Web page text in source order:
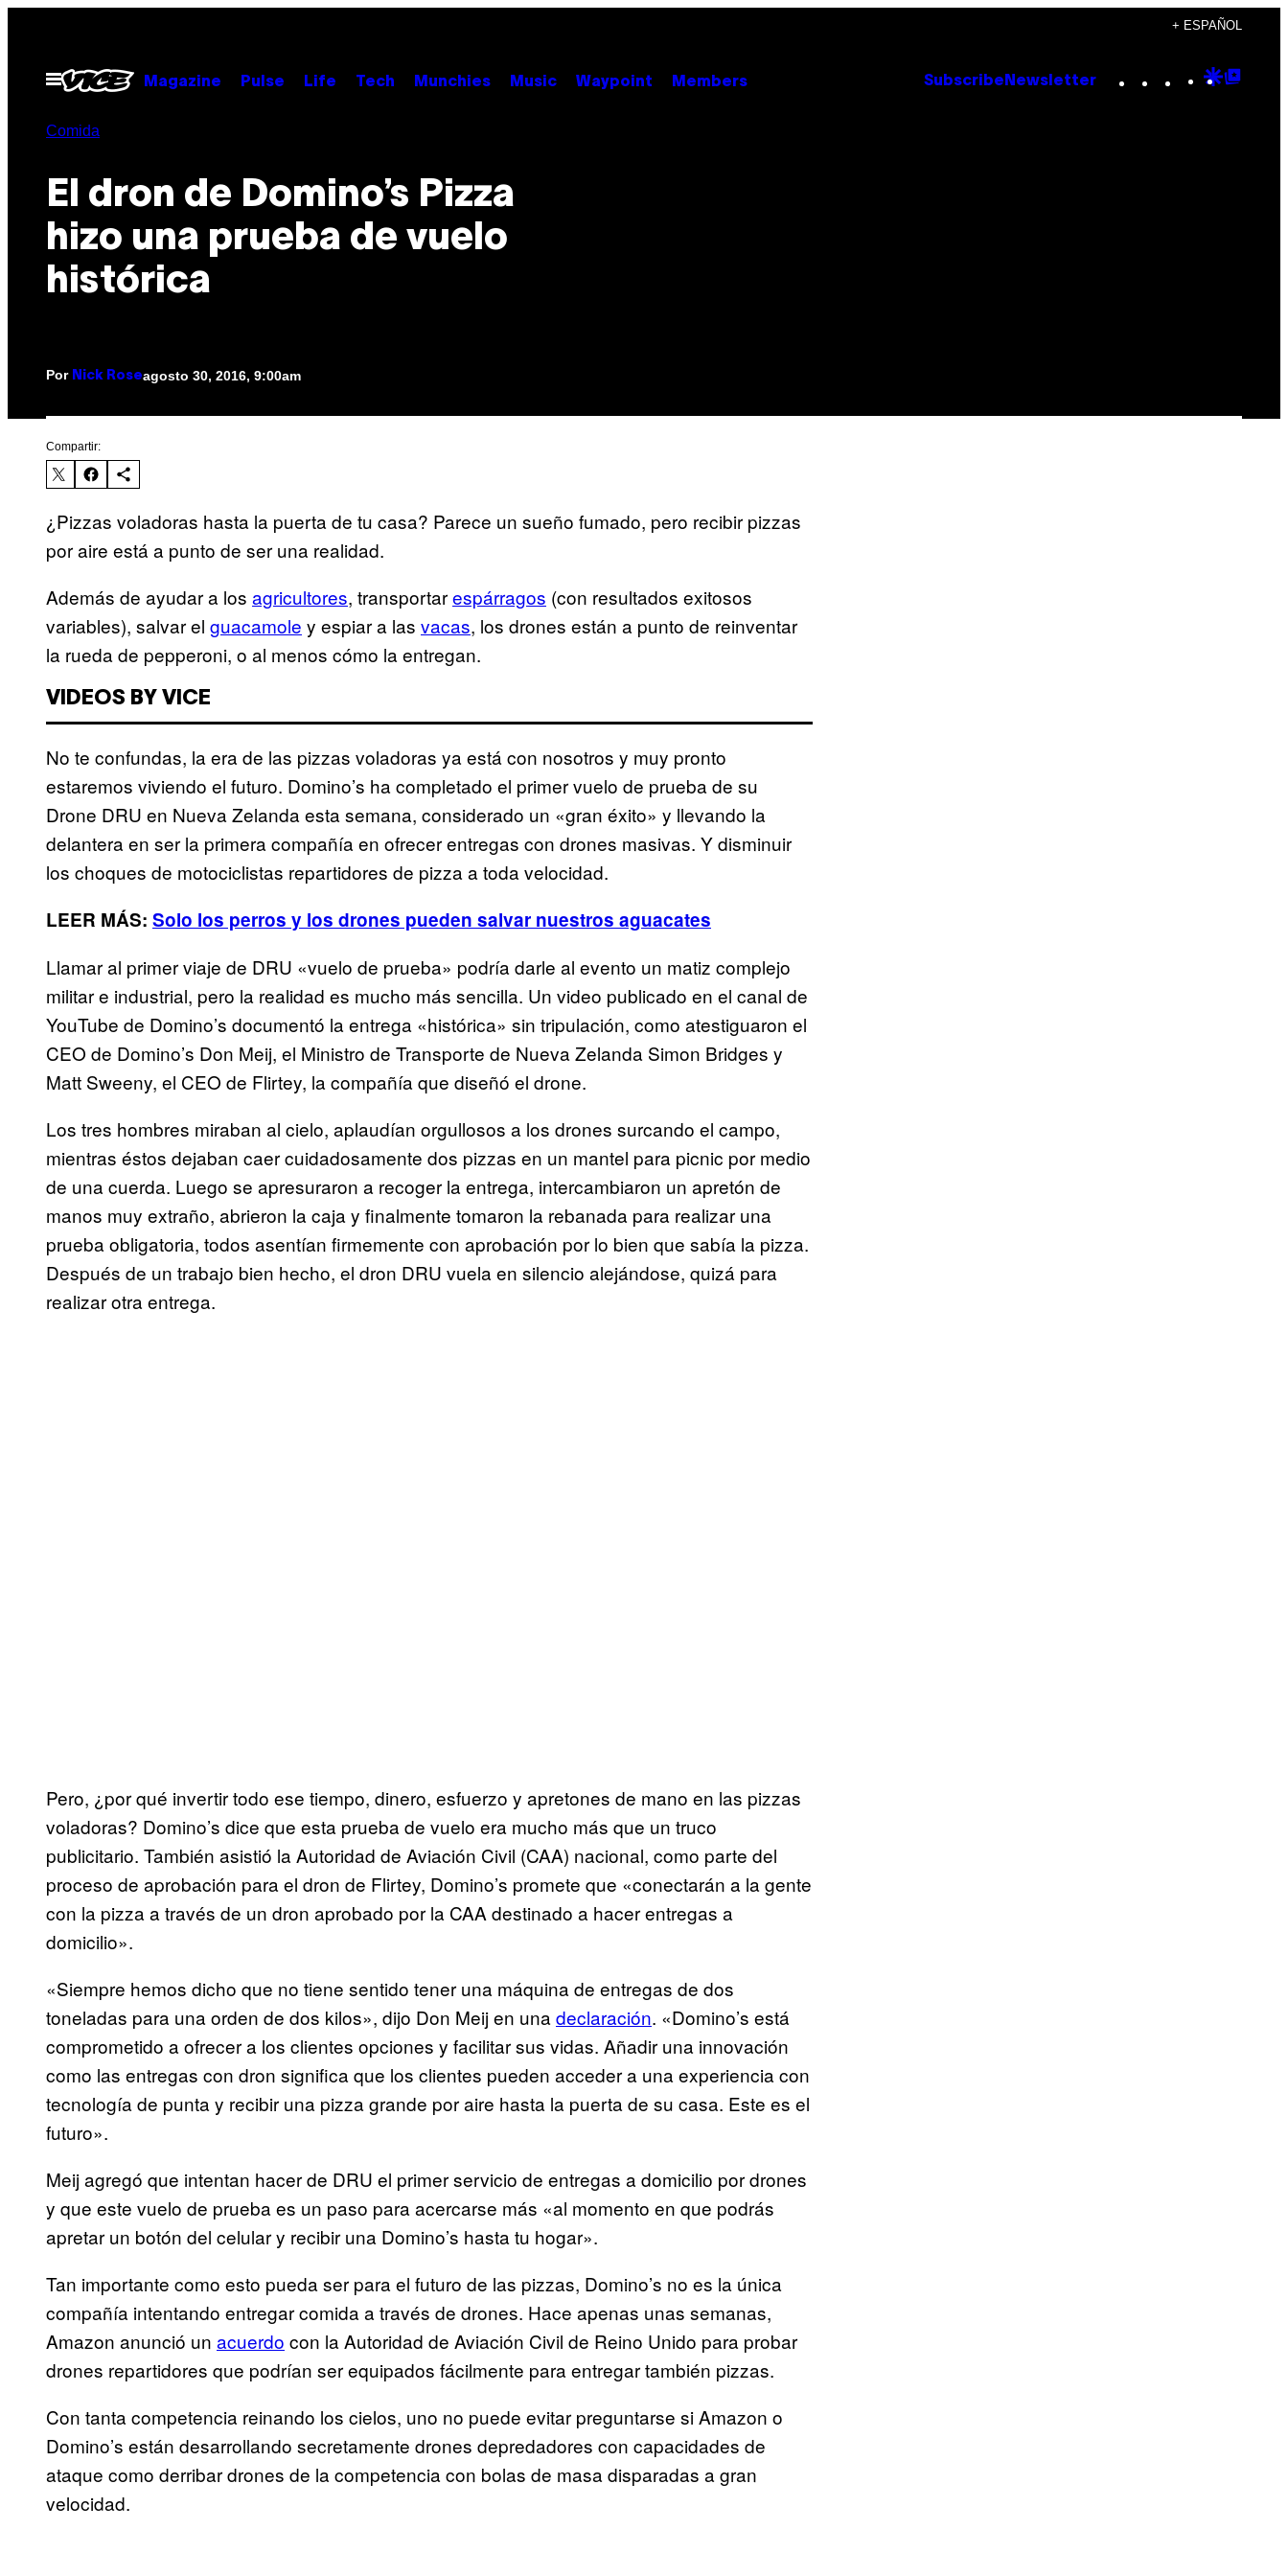
contenido
+ ESPAÑOL
Abrir
Menú
Magazine Pulse Life Tech Munchies Music Waypoint Members Subscribe Newsletter Instagram
TikTok
YouTube
Google
Comida
El dron de Domino’s Pizza
hizo una prueba de vuelo
histórica
Por Nick Roseagosto 30, 2016, 9:00am
Compartir:
¿Pizzas voladoras hasta la puerta de tu casa? Parece un sueño fumado, pero recibir pizzas
por aire está a punto de ser una realidad.
Además de ayudar a los agricultores, transportarespárragos (con resultados exitosos
variables), salvar el guacamole y espiar a las vacas, los drones están a punto de reinventar
la rueda de pepperoni, o al menos cómo la entregan.
VIDEOS BY VICE
No te confundas, la era de las pizzas voladoras ya está con nosotros y muy pronto
estaremos viviendo el futuro. Domino’s ha completado el primer vuelo de prueba de su
Drone DRU en Nueva Zelanda esta semana, considerado un «gran éxito» y llevando la
delantera en ser la primera compañía en ofrecer entregas con drones masivas. Y disminuir
los choques de motociclistas repartidores de pizza a toda velocidad.
LEER MÁS: Solo los perros y los drones pueden salvar nuestros aguacates
Llamar al primer viaje de DRU «vuelo de prueba» podría darle al evento un matiz complejo
militar e industrial, pero la realidad es mucho más sencilla. Un video publicado en el canal de
YouTube de Domino’s documentó la entrega «histórica» sin tripulación, como atestiguaron el
CEO de Domino’s Don Meij, el Ministro de Transporte de Nueva Zelanda Simon Bridges y
Matt Sweeny, el CEO de Flirtey, la compañía que diseñó el drone.
Los tres hombres miraban al cielo, aplaudían orgullosos a los drones surcando el campo,
mientras éstos dejaban caer cuidadosamente dos pizzas en un mantel para picnic por medio
de una cuerda. Luego se apresuraron a recoger la entrega, intercambiaron un apretón de
manos muy extraño, abrieron la caja y finalmente tomaron la rebanada para realizar una
prueba obligatoria, todos asentían firmemente con aprobación por lo bien que sabía la pizza.
Después de un trabajo bien hecho, el dron DRU vuela en silencio alejándose, quizá para
realizar otra entrega.
Pero, ¿por qué invertir todo ese tiempo, dinero, esfuerzo y apretones de mano en las pizzas
voladoras? Domino’s dice que esta prueba de vuelo era mucho más que un truco
publicitario. También asistió la Autoridad de Aviación Civil (CAA) nacional, como parte del
proceso de aprobación para el dron de Flirtey, Domino’s promete que «conectarán a la gente
con la pizza a través de un dron aprobado por la CAA destinado a hacer entregas a
domicilio».
«Siempre hemos dicho que no tiene sentido tener una máquina de entregas de dos
toneladas para una orden de dos kilos», dijo Don Meij en una declaración. «Domino’s está
comprometido a ofrecer a los clientes opciones y facilitar sus vidas. Añadir una innovación
como las entregas con dron significa que los clientes pueden acceder a una experiencia con
tecnología de punta y recibir una pizza grande por aire hasta la puerta de su casa. Este es el
futuro».
Meij agregó que intentan hacer de DRU el primer servicio de entregas a domicilio por drones
y que este vuelo de prueba es un paso para acercarse más «al momento en que podrás
apretar un botón del celular y recibir una Domino’s hasta tu hogar».
Tan importante como esto pueda ser para el futuro de las pizzas, Domino’s no es la única
compañía intentando entregar comida a través de drones. Hace apenas unas semanas,
Amazon anunció un acuerdo con la Autoridad de Aviación Civil de Reino Unido para probar
drones repartidores que podrían ser equipados fácilmente para entregar también pizzas.
Con tanta competencia reinando los cielos, uno no puede evitar preguntarse si Amazon o
Domino’s están desarrollando secretamente drones depredadores con capacidades de
ataque como derribar drones de la competencia con bolas de masa disparadas a gran
velocidad.